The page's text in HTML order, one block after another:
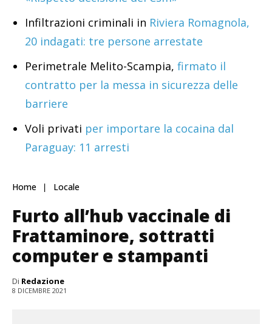
Infiltrazioni criminali in Riviera Romagnola,
20 indagati: tre persone arrestate
Perimetrale Melito-Scampia, firmato il
contratto per la messa in sicurezza delle
barriere
Voli privati per importare la cocaina dal
Paraguay: 11 arresti
Home Locale
Furto all’hub vaccinale di
Frattaminore, sottratti
computer e stampanti
Di Redazione
8 DICEMBRE 2021